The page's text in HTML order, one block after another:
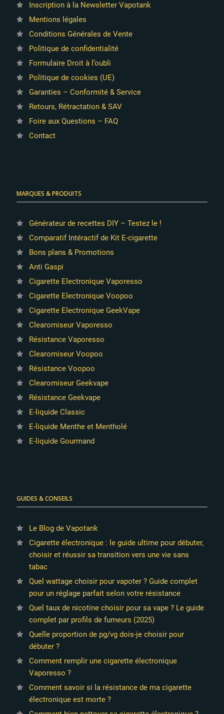
Inscription à la Newsletter Vapotank
Mentions légales
Conditions Générales de Vente
Politique de confidentialité
Formulaire Droit à l’oubli
Politique de cookies (UE)
Garanties – Conformité & Service
Retours, Rétractation & SAV
Foire aux Questions – FAQ
Contact
MARQUES & PRODUITS
Générateur de recettes DIY – Testez le !
Comparatif Intéractif de Kit E-cigarette
Bons plans & Promotions
Anti Gaspi
Cigarette Electronique Vaporesso
Cigarette Electronique Voopoo
Cigarette Electronique GeekVape
Clearomiseur Vaporesso
Résistance Vaporesso
Clearomiseur Voopoo
Résistance Voopoo
Clearomiseur Geekvape
Résistance Geekvape
E-liquide Classic
E-liquide Menthe et Mentholé
E-liquide Gourmand
GUIDES & CONSEILS
Le Blog de Vapotank
Cigarette électronique : le guide ultime pour débuter,
choisir et réussir sa transition vers une vie sans
tabac
Quel wattage choisir pour vapoter ? Guide complet
pour un réglage parfait selon votre résistance
Quel taux de nicotine choisir pour sa vape ? Le guide
complet par profils de fumeurs (2025)
Quelle proportion de pg/vg dois-je choisir pour
débuter ?
Comment remplir une cigarette électronique
Vaporesso ?
Comment savoir si la résistance de ma cigarette
électronique est morte ?